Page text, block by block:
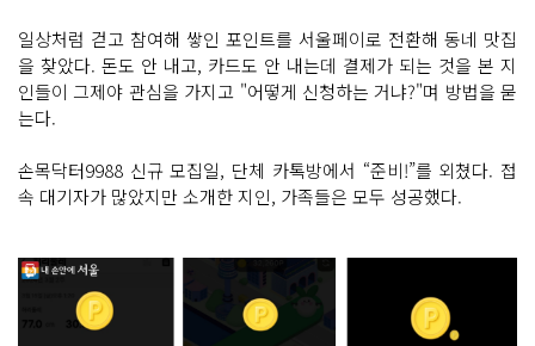
일상처럼 걷고 참여해 쌓인 포인트를 서울페이로 전환해 동네 맛집
을 찾았다. 돈도 안 내고, 카드도 안 내는데 결제가 되는 것을 본 지
인들이 그제야 관심을 가지고 "어떻게 신청하는 거냐?"며 방법을 묻
는다.
손목닥터9988 신규 모집일, 단체 카톡방에서 “준비!”를 외쳤다. 접
속 대기자가 많았지만 소개한 지인, 가족들은 모두 성공했다.